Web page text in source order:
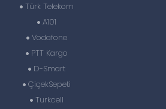
Türk Telekom
A101
Vodafone
PTT Kargo
D-Smart
ÇiçekSepeti
Turkcell